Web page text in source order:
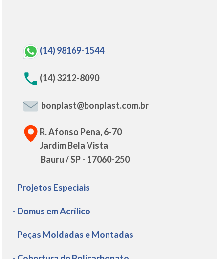
(14) 98169-1544
(14) 3212-8090
bonplast@bonplast.com.br
R. Afonso Pena, 6-70
Jardim Bela Vista
Bauru / SP - 17060-250
- Projetos Especiais
- Domus em Acrílico
- Peças Moldadas e Montadas